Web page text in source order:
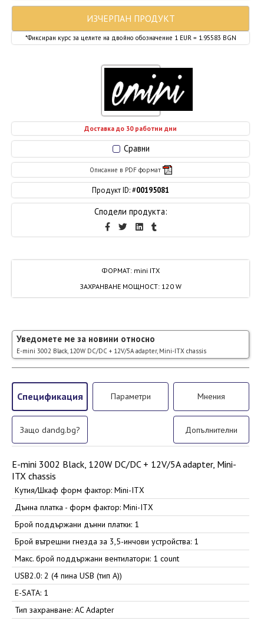
ФОРМАТ: mini ITX
ЗАХРАНВАНЕ МОЩНОСТ: 120 W
Сравни
Описание в PDF формат
Продукт ID: #00195081
Сподели продукта:
Доставка до 30 работни дни
*Фиксиран курс за целите на двойно обозначение 1 EUR = 1.95583 BGN
ИЗЧЕРПАН ПРОДУКТ
Уведомете ме за новини относно
E-mini 3002 Black, 120W DC/DC + 12V/5A adapter, Mini-ITX chassis
Спецификация Параметри Мнения
Защо dandg.bg? Допълнителни
E-mini 3002 Black, 120W DC/DC + 12V/5A adapter, Mini-
ITX chassis
Кутия/Шкаф форм фактор: Mini-ITX
Дънна платка - форм фактор: Mini-ITX
Брой поддържани дънни платки: 1
Брой вътрешни гнезда за 3,5-инчови устройства: 1
Макс. брой поддържани вентилатори: 1 count
USB2.0: 2 (4 пина USB (тип А))
E-SATA: 1
Тип захранване: AC Adapter